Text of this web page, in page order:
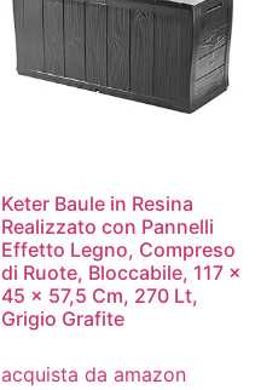
Keter Baule in Resina
Realizzato con Pannelli
Effetto Legno, Compreso
di Ruote, Bloccabile, 117 x
45 x 57,5 ​​Cm, ​​270 Lt,
Grigio Grafite
acquista da amazon